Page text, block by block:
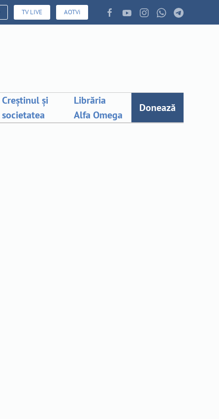
TV LIVE AOTVi
Creștinul și
societatea
Librăria
Alfa Omega
Donează